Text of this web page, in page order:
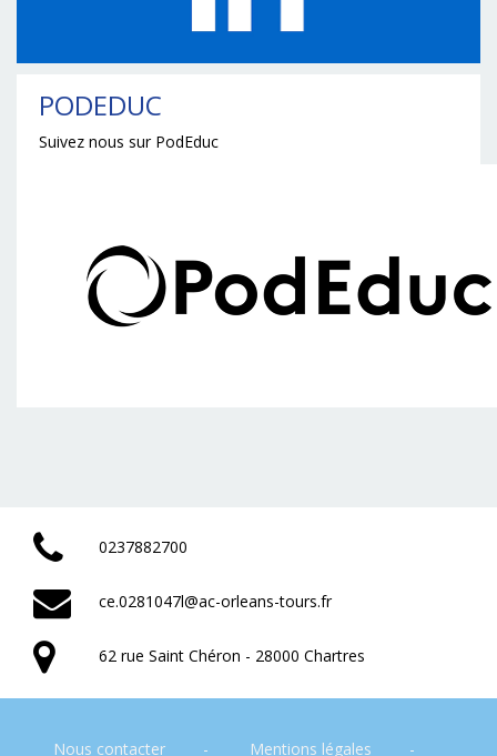
PODEDUC
Suivez nous sur PodEduc
0237882700
ce.0281047l@ac-orleans-tours.fr
62 rue Saint Chéron - 28000 Chartres
Nous contacter
Mentions légales